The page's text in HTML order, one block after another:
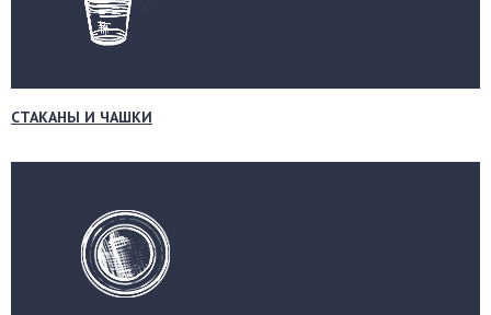
СТАКАНЫ И ЧАШКИ